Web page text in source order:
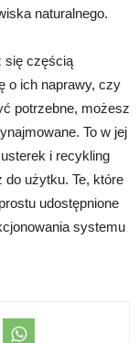
naturalnego.
się częścią
o ich naprawy, czy
potrzebne, możesz
To w jej
i recykling
do użytku. Te, które
udostępnione
systemu